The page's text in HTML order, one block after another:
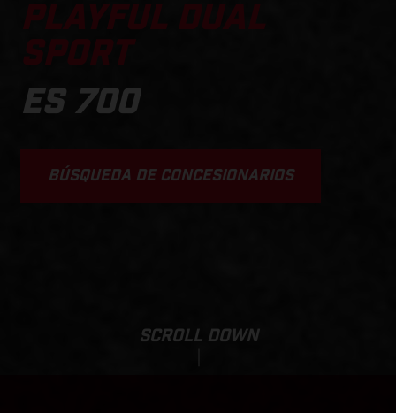
PLAYFUL DUAL
SPORT
ES 700
BÚSQUEDA DE CONCESIONARIOS
SCROLL DOWN